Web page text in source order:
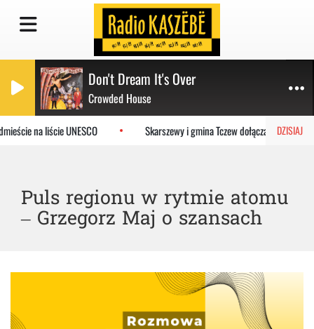
Don't Dream It's Over
Crowded House
DZISIAJ
na liście UNESCO Skarszewy i gmina Tczew dołączają do
Puls regionu w rytmie atomu
– Grzegorz Maj o szansach